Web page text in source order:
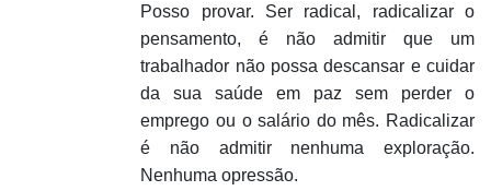
Posso provar. Ser radical, radicalizar o
pensamento, é não admitir que um
trabalhador não possa descansar e cuidar
da sua saúde em paz sem perder o
emprego ou o salário do mês. Radicalizar
é não admitir nenhuma exploração.
Nenhuma opressão.